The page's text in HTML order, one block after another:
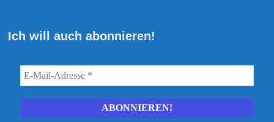
Ich will auch abonnieren!